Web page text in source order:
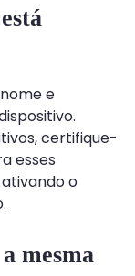
e
certifique-
esses
o
mesma